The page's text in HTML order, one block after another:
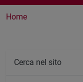
Home
Cerca nel sito